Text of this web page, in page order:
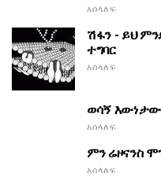
አሰላለፍ
ሽፋን - ይህ
ተግባር
አሰላለፍ
ወሳኝ
አሰላለፍ
ምን ሬዞናንስ
አሰላለፍ